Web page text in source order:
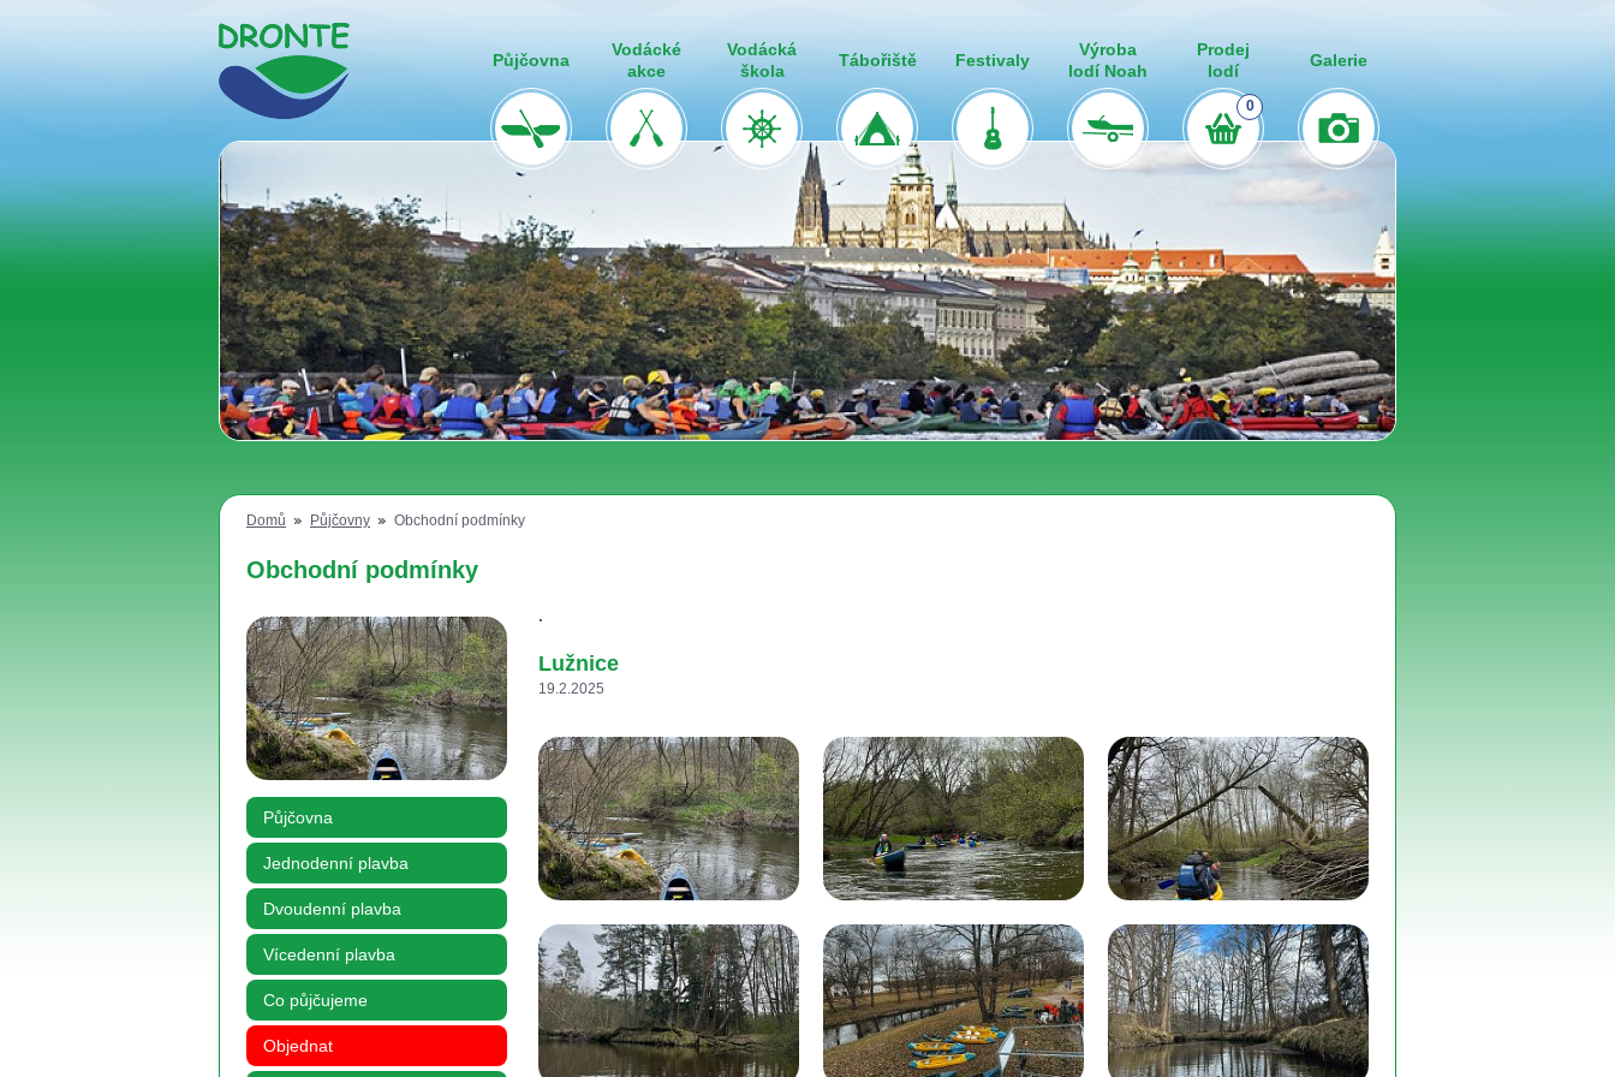
Půjčovna
Vodácké
akce
Vodácká
škola
Tábořiště Festivaly
Výroba
lodí Noah
Prodej
lodí
0
Galerie
Domů Půjčovny Obchodní podmínky
Obchodní podmínky
Půjčovna
Jednodenní plavba
Dvoudenní plavba
Vícedenní plavba
Co půjčujeme
Objednat
.
Lužnice
19.2.2025